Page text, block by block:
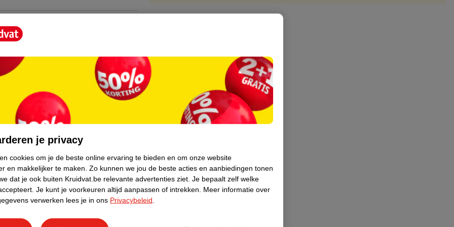
je privacy
cookies om je de beste online ervaring te bieden en om onze website
en makkelijker te maken. Zo kunnen we jou de beste acties en aanbiedingen tonen
dat je ook buiten Kruidvat.be relevante advertenties ziet. Je bepaalt zelf welke
Je kunt je voorkeuren altijd aanpassen of intrekken.
Meer informatie over
verwerken lees je in ons Privacybeleid